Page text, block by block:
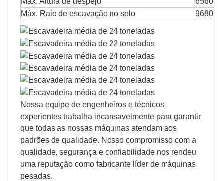
Máx. Raio de escavação no solo
9680
Nossa equipe de engenheiros e técnicos
experientes trabalha incansavelmente para garantir
que todas as nossas máquinas atendam aos
padrões de qualidade. Nosso compromisso com a
qualidade, segurança e confiabilidade nos rendeu
uma reputação como fabricante líder de máquinas
pesadas.